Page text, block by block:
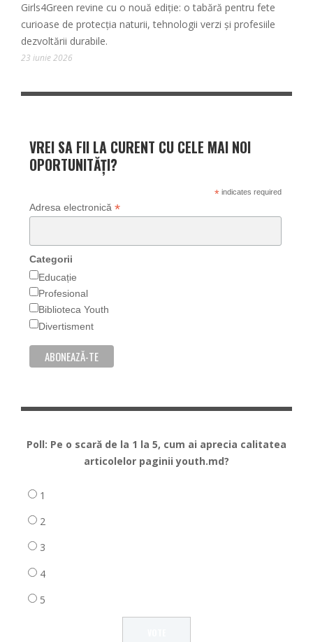
Girls4Green revine cu o nouă ediție: o tabără pentru fete
curioase de protecția naturii, tehnologii verzi și profesiile
dezvoltării durabile.
23 iunie 2026
VREI SA FII LA CURENT CU CELE MAI NOI
OPORTUNITĂȚI?
*indicates required
Adresa electronică *
Categorii
Educație
Profesional
Biblioteca Youth
Divertisment
Poll: Pe o scară de la 1 la 5, cum ai aprecia calitatea
articolelor paginii youth.md?
1
2
3
4
5